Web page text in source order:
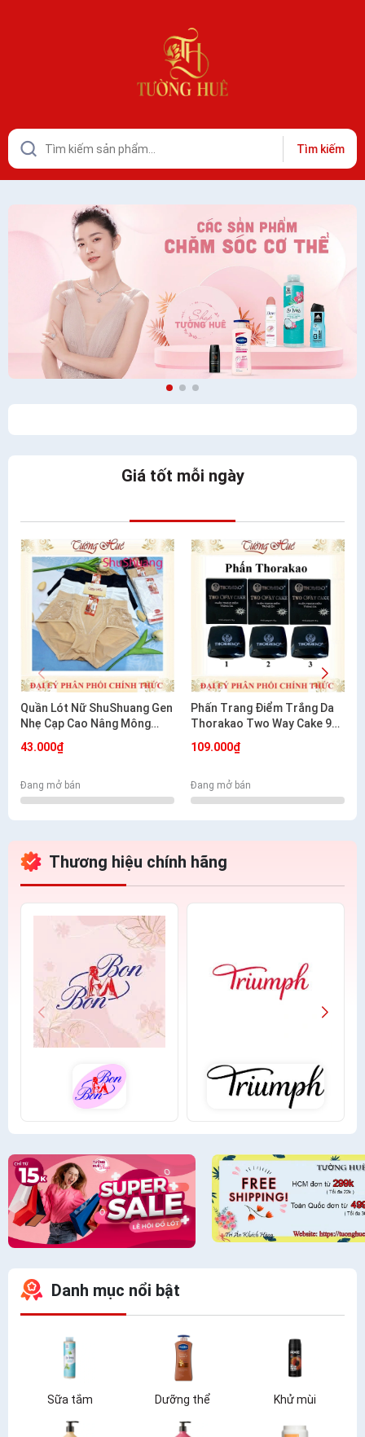
Tìm kiếm
Giá tốt mỗi ngày
Quần Lót Nữ ShuShuang Gen
Nhẹ Cạp Cao Nâng Mông
43.000₫
Đang mở bán
Phấn Trang Điểm Trắng Da
Thorakao Two Way Cake 9g
109.000₫
Đang mở bán
Thương hiệu chính hãng
Danh mục nổi bật
Sữa tắm Dưỡng thể Khử mùi